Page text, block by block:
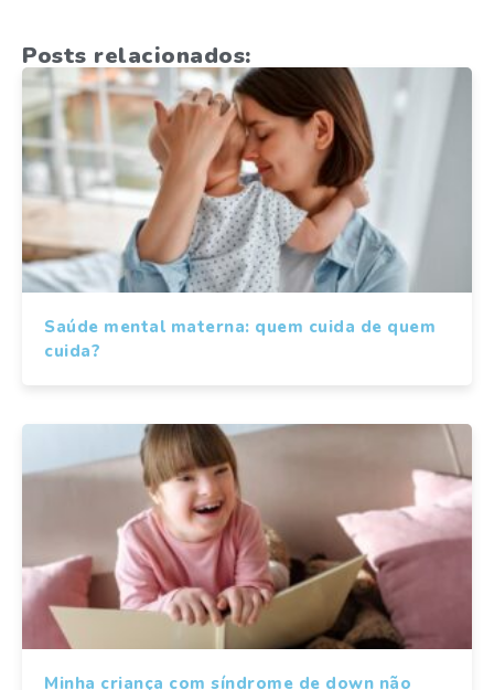
Posts relacionados:
Saúde mental materna: quem cuida de quem
cuida?
Minha criança com síndrome de down não